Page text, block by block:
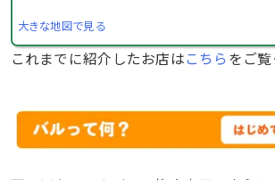
大きな地図で見る
これまでに紹介したお店はこちら をご覧